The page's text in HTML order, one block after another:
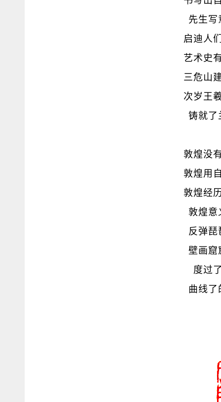
先生写
启迪人
艺术史
三危山
次岁王
铸就了
敦煌没
敦煌用
敦煌经
敦煌意
反弹
壁画窟
度过
曲线了